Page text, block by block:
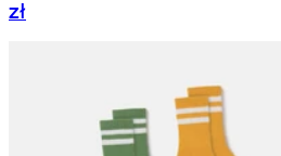
zł